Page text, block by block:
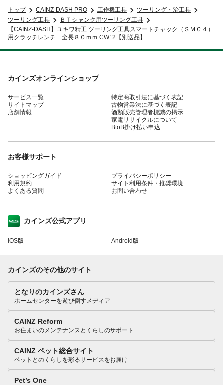
トップ CAINZ-DASH PRO 工作機工具
ツーリング・治工具
ツーリング工具
ＢＴシャンク用ツーリング工具
【CAINZ-DASH】ユキワ精工 ツーリング工具スマートチャック（ＳＭＣ４）
用クラッチレンチ 全長８０ｍｍ CW12【別送品】
カインズオンラインショップ
サービス一覧
サイトマップ
店舗情報
特定商取引法に基づく表記
古物営業法に基づく表記
酒類販売管理者標識の掲示
家電リサイクルについて
BtoB掛け払い申込
お客様サポート
ショッピングガイド
利用規約
よくある質問
プライバシーポリシー
サイト利用条件・推奨環境
お問い合わせ
カインズ公式アプリ
iOS版 Android版
カインズのその他のサイト
となりのカインズさん
ホームセンターを遊び倒すメディア
CAINZ Reform
お住まいのメンテナンスとくらしのサポート
CAINZ ペット総合サイト
ペットとのくらしを彩るサービスをお届け
Pet’s One